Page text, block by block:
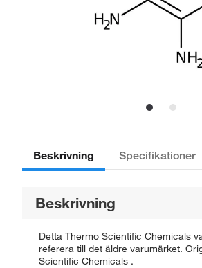
Beskrivning Specifikationer
Beskrivning
Detta Thermo Scientific Chemicals
referera till det äldre varumärket.
Scientific Chemicals .